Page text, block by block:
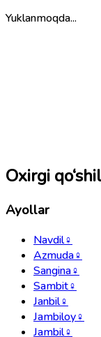
Yuklanmoqda...
Oxirgi
Ayollar
Navdil♀
Azmuda♀
Sangina♀
Sambit♀
Janbil♀
Jambiloy♀
Jambil♀